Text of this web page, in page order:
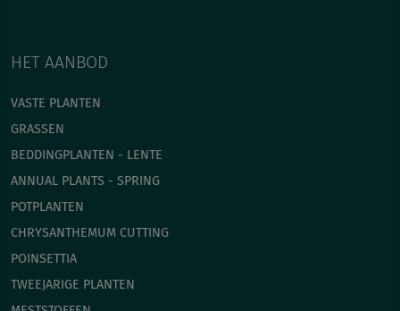
HET AANBOD
VASTE PLANTEN
GRASSEN
BEDDINGPLANTEN - LENTE
ANNUAL PLANTS - SPRING
POTPLANTEN
СHRYSANTHEMUM CUTTING
POINSETTIA
TWEEJARIGE PLANTEN